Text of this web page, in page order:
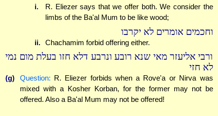
i.
R. Eliezer says that we offer both. We consider the
limbs of the Ba'al Mum to be like wood;
וחכמים אומרים לא יקרבו
ii. Chachamim forbid offering either.
ורבי אליעזר מאי שנא רובע ונרבע דלא חזו בעלת מום נמי
לא חזי
(g) Question: R. Eliezer forbids when a Rove'a or Nirva was
mixed with a Kosher Korban, for the former may not be
offered. Also a Ba'al Mum may not be offered!